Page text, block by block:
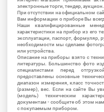
электронные торги, тендер, аукцион.
При отсутствии на официальном
Вам информации о приборе Вы
Наши квалифицированные
характеристики на прибор из его
эксплуатации, паспорт, формуляр,
необходимости мы сделаем
или устройства.
Описание на приборы взято с
литературы. Большинство фото
специалистами перед
предоставлены основные
диапазон измерения, класс
(размер), вес. Если на сайте Вы
(модель) техническим
документам - сообщите об этом
с покупаемым прибором.